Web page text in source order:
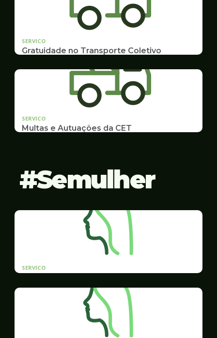
SERVICO
Gratuidade no Transporte Coletivo
Estudantes
SERVICO
Multas e Autuações da CET
Semulher
SERVICO
mulheres vítimas de violência